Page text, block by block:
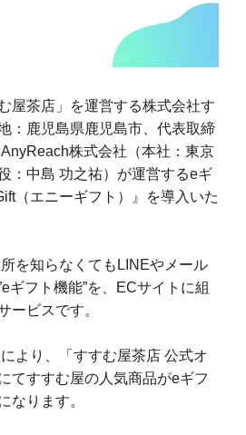
屋茶店」を運営する株式会社す
：鹿児島県鹿児島市、代表取締
株式会社（本社：東京
：中島 功之祐）が運営するeギ
（エニーギフト）』を導入いた
を知らなくてもLINEやメール
ギフト機能”を、ECサイトに組
ービスです。
より、「すすむ屋茶店 公式オ
てすすむ屋の人気商品がeギフ
なります。